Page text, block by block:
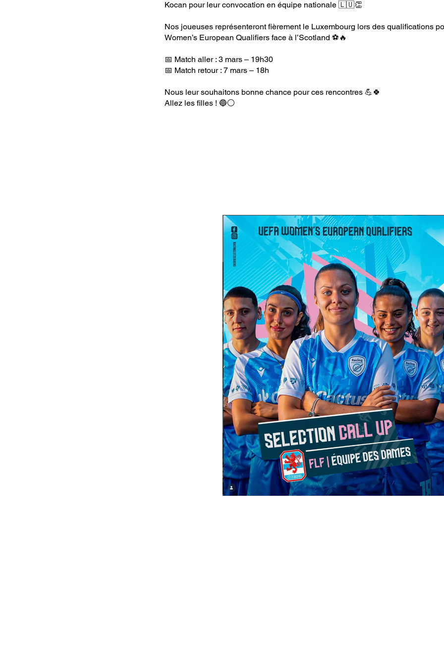
Kocan pour leur convocation en équipe nationale 🇱🇺👏
Nos joueuses représenteront fièrement le Luxembourg lors des qualifications
Women’s European Qualifiers face à l’Scotland ⚽️🔥
📅 Match aller : 3 mars – 19h30
📅 Match retour : 7 mars – 18h
Nous leur souhaitons bonne chance pour ces rencontres 💪🍀
Allez les filles ! 🔵⚪️